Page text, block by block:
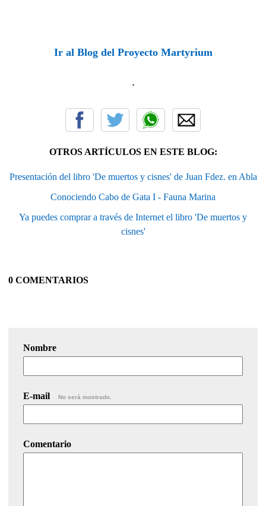
Ir al Blog del Proyecto Martyrium
.
OTROS ARTÍCULOS EN ESTE BLOG:
Presentación del libro 'De muertos y cisnes' de Juan Fdez. en Abla
Conociendo Cabo de Gata I - Fauna Marina
Ya puedes comprar a través de Internet el libro 'De muertos y
cisnes'
0 COMENTARIOS
Nombre
E-mail No será mostrado.
Comentario